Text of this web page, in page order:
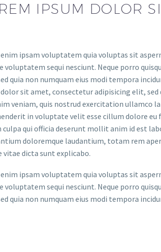
IPSUM DOLOR
ipsam voluptatem quia voluptas sit
voluptatem sequi nesciunt. Neque porro
quia non numquam eius modi tempora
sit amet, consectetur adipisicing elit,
veniam, quis nostrud exercitation ullamco
in voluptate velit esse cillum dolore
culpa qui officia deserunt mollit anim id est
doloremque laudantium, totam rem
vitae dicta sunt explicabo.
ipsam voluptatem quia voluptas sit
voluptatem sequi nesciunt. Neque porro
quia non numquam eius modi tempora